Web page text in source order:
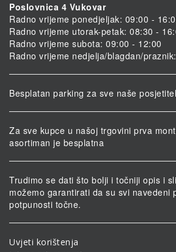
Poslovnica 4 Vukovar
Radno vrijeme ponedjeljak: 09:00 -
Radno vrijeme utorak-petak: 08:30 -
Radno vrijeme subota: 09:00 - 12:00
Radno vrijeme nedjelja/blagdan/
Besplatan parking za sve naše
Za sve kupce u našoj trgovini prva
asortiman je besplatna
Trudimo se dati što bolji i točniji opis i
možemo garantirati da su svi navedeni
potpunosti točne.
Uvjeti korištenja